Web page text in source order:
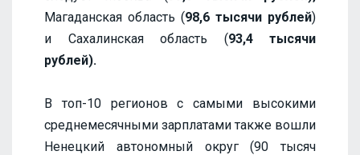
Магаданская область (98,6 тысячи рублей)
и Сахалинская область (93,4 тысячи
рублей).
В топ-10 регионов с самыми высокими
среднемесячными зарплатами также вошли
Ненецкий автономный округ (90 тысяч